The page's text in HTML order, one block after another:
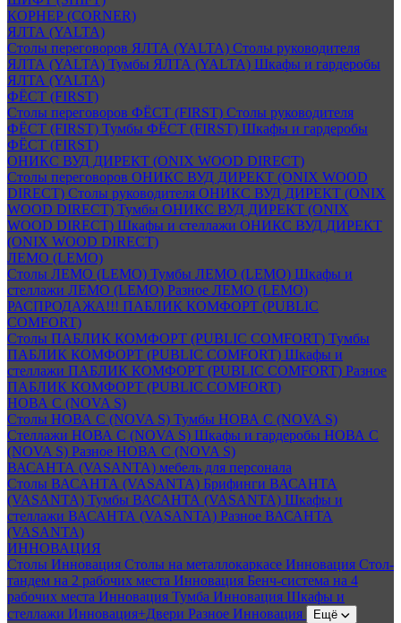
КОРНЕР (CORNER)
ЯЛТА (YALTA)
Столы переговоров ЯЛТА (YALTA) Столы руководителя
ЯЛТА (YALTA) Тумбы ЯЛТА (YALTA) Шкафы и гардеробы
ЯЛТА (YALTA)
ФЁСТ (FIRST)
Столы переговоров ФЁСТ (FIRST) Столы руководителя
ФЁСТ (FIRST) Тумбы ФЁСТ (FIRST) Шкафы и гардеробы
ФЁСТ (FIRST)
ОНИКС ВУД ДИРЕКТ (ONIX WOOD DIRECT)
Столы переговоров ОНИКС ВУД ДИРЕКТ (ONIX WOOD
DIRECT) Столы руководителя ОНИКС ВУД ДИРЕКТ (ONIX
WOOD DIRECT) Тумбы ОНИКС ВУД ДИРЕКТ (ONIX
WOOD DIRECT) Шкафы и стеллажи ОНИКС ВУД ДИРЕКТ
(ONIX WOOD DIRECT)
ЛЕМО (LEMO)
Столы ЛЕМО (LEMO) Тумбы ЛЕМО (LEMO) Шкафы и
стеллажи ЛЕМО (LEMO) Разное ЛЕМО (LEMO)
РАСПРОДАЖА!!! ПАБЛИК КОМФОРТ (PUBLIC
COMFORT)
Столы ПАБЛИК КОМФОРТ (PUBLIC COMFORT) Тумбы
ПАБЛИК КОМФОРТ (PUBLIC COMFORT) Шкафы и
стеллажи ПАБЛИК КОМФОРТ (PUBLIC COMFORT) Разное
ПАБЛИК КОМФОРТ (PUBLIC COMFORT)
НОВА С (NOVA S)
Столы НОВА С (NOVA S) Тумбы НОВА С (NOVA S)
Стеллажи НОВА С (NOVA S) Шкафы и гардеробы НОВА С
(NOVA S) Разное НОВА С (NOVA S)
ВАСАНТА (VASANTA) мебель для персонала
Столы ВАСАНТА (VASANTA) Брифинги ВАСАНТА
(VASANTA) Тумбы ВАСАНТА (VASANTA) Шкафы и
стеллажи ВАСАНТА (VASANTA) Разное ВАСАНТА
(VASANTA)
ИННОВАЦИЯ
Столы Инновация Столы на металлокаркасе Инновация Стол-
тандем на 2 рабочих места Инновация Бенч-система на 4
рабочих места Инновация Тумба Инновация Шкафы и
стеллажи Инновация+Двери Разное Инновация Ещё